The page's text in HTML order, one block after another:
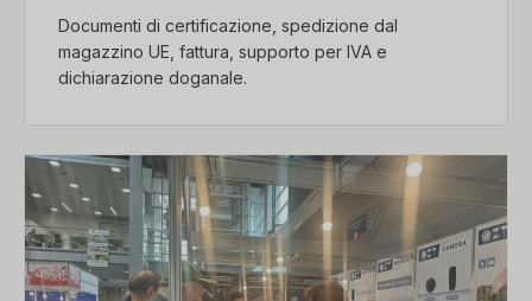
Documenti di certificazione, spedizione dal
magazzino UE, fattura, supporto per IVA e
dichiarazione doganale.